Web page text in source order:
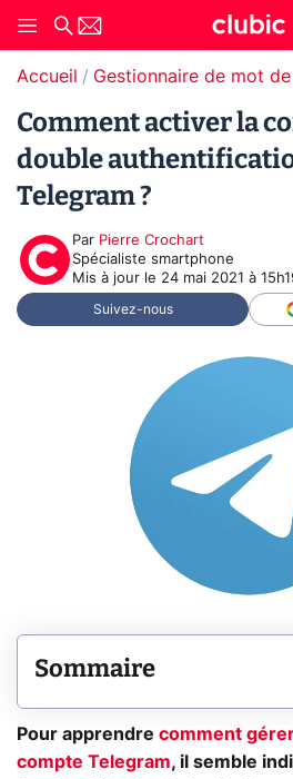
Accueil Gestionnaire de mot
Comment activer la
double
Telegram ?
Par Pierre Crochart
Spécialiste smartphone
Mis à jour le 24 mai 2021 à
Suivez-nous
Sommaire
Pour apprendre comment
compte Telegram, il semble